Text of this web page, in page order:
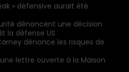
» défensive aurait été
dénoncent une décision
la défense US
dénonce les risques de
lettre ouverte à la Maison